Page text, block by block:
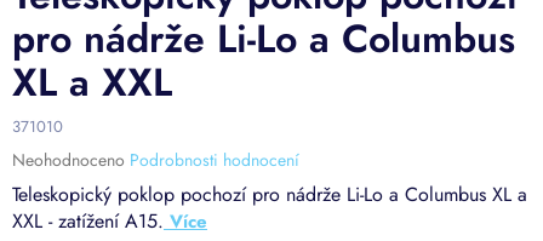
Teleskopický poklop pochozí pro nádrže Li-Lo a Columbus XL a
XXL - zatížení A15.
pro nádrže Li-Lo a Columbus
XL a XXL
371010
Průměrné
hodnocení
produktu
je
Neohodnoceno Podrobnosti hodnocení